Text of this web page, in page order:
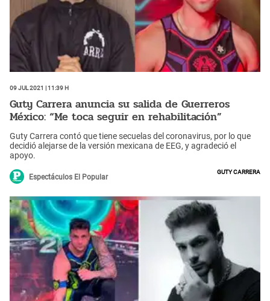
09 Jul 2021 | 11:39 h
Guty Carrera anuncia su salida de Guerreros
México: “Me toca seguir en rehabilitación”
Guty Carrera contó que tiene secuelas del coronavirus, por lo que
decidió alejarse de la versión mexicana de EEG, y agradeció el
apoyo.
Espectáculos El Popular
Guty Carrera